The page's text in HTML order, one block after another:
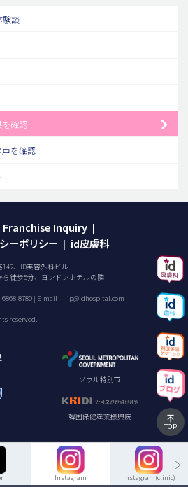
験談
確認
を確認
Instagram Instagram(clinic)
Franchise Inquiry |
ーポリシー | id皮膚科
、ID美容外科ビル
徒歩5分、ヨンドンホテルの隣
6868-8780 | E-mail ： jp@idhospital.com
reserved.
ソウル特別市
韓国保健産業振興院
TOP